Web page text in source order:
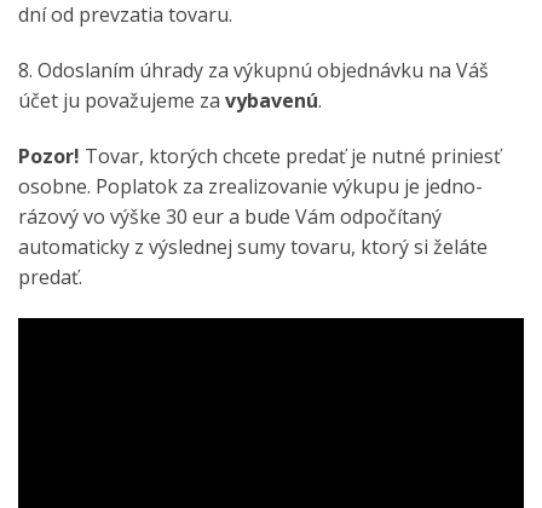
dní od prevzatia tovaru.
8. Odoslaním úhrady za výkupnú objednávku na Váš
účet ju považujeme za vybavenú.
Pozor! Tovar, ktorých chcete predať je nutné priniesť
osobne. Poplatok za zrealizovanie výkupu je jedno-
rázový vo výške 30 eur a bude Vám odpočítaný
automaticky z výslednej sumy tovaru, ktorý si želáte
predať.